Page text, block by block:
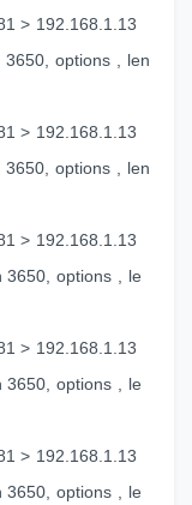
> 192.168.1.13
options , len
> 192.168.1.13
options , len
> 192.168.1.13
3650, options , le
> 192.168.1.13
3650, options , le
> 192.168.1.13
3650, options , le